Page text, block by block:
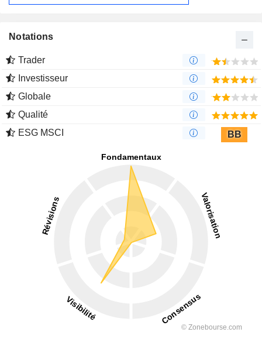
Notations
Trader
Investisseur
Globale
Qualité
ESG MSCI
BB